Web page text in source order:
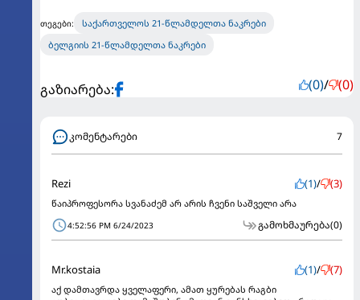
თეგები:
საქართველოს 21-წლამდელთა ნაკრები
ბელგიის 21-წლამდელთა ნაკრები
გაზიარება: (0)/ (0)
კომენტარები 7
Rezi (1)/ (3)
წაიპროფესორა სვანაძემ არ არის ჩვენი საშველი არა
4:52:56 PM 6/24/2023 გამოხმაურება(0)
Mr.kostaia (1)/ (7)
აქ დამთავრდა ყველაფერი, ამათ ყურებას რაგბი